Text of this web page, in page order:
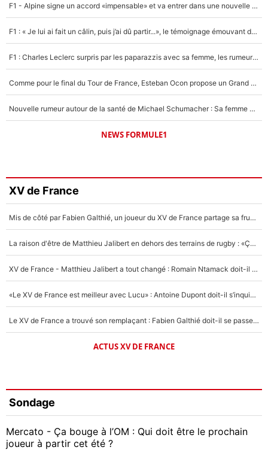
F1 - Alpine signe un accord «impensable» et va entrer dans une nouvelle dimension : Grande nouvelle pour Pierre Gasly !
F1 : « Je lui ai fait un câlin, puis j’ai dû partir...», le témoignage émouvant de Max Verstappen sur sa fille
F1 : Charles Leclerc surpris par les paparazzis avec sa femme, les rumeurs étaient vraies !
Comme pour le final du Tour de France, Esteban Ocon propose un Grand Prix de Formule 1 à Paris : «Autour de l’Arc de Triomphe, ce serait génial» !
Nouvelle rumeur autour de la santé de Michael Schumacher : Sa femme Corinna sort du silence
NEWS FORMULE1
XV de France
Mis de côté par Fabien Galthié, un joueur du XV de France partage sa frustration : «ils ne me l’ont pas dit tout de suite»
La raison d'être de Matthieu Jalibert en dehors des terrains de rugby : «Ça m'atteint autant que si tu touches à un membre de ma famille»
XV de France - Matthieu Jalibert a tout changé : Romain Ntamack doit-il s’inquiéter pour sa place à un an de la Coupe du monde ?
«Le XV de France est meilleur avec Lucu» : Antoine Dupont doit-il s’inquiéter pour sa place ?
Le XV de France a trouvé son remplaçant : Fabien Galthié doit-il se passer d'Antoine Dupont ?
ACTUS XV DE FRANCE
Sondage
Mercato - Ça bouge à l’OM : Qui doit être le prochain
joueur à partir cet été ?